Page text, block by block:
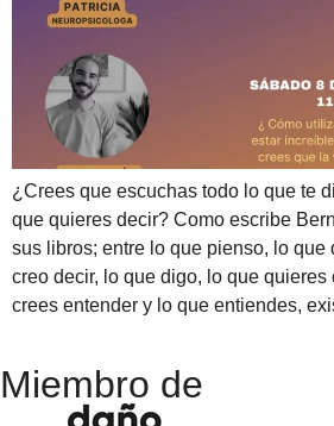
¿Crees que escuchas todo lo que te
que quieres decir? Como escribe
sus libros; entre lo que pienso, lo que
creo decir, lo que digo, lo que quieres
crees entender y lo que entiendes,
Miembro de